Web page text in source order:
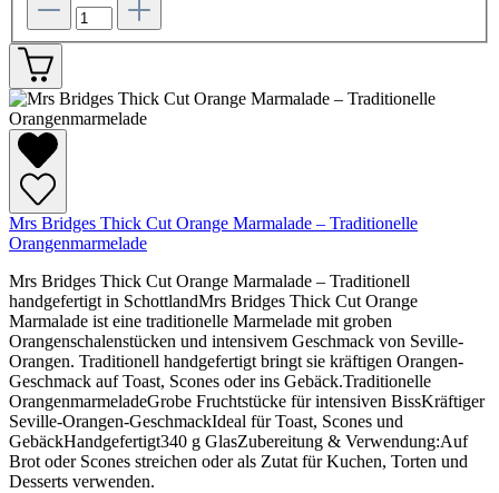
Mrs Bridges Thick Cut Orange Marmalade – Traditionelle
Orangenmarmelade
Mrs Bridges Thick Cut Orange Marmalade – Traditionell
handgefertigt in SchottlandMrs Bridges Thick Cut Orange
Marmalade ist eine traditionelle Marmelade mit groben
Orangenschalenstücken und intensivem Geschmack von Seville-
Orangen. Traditionell handgefertigt bringt sie kräftigen Orangen-
Geschmack auf Toast, Scones oder ins Gebäck.Traditionelle
OrangenmarmeladeGrobe Fruchtstücke für intensiven BissKräftiger
Seville-Orangen-GeschmackIdeal für Toast, Scones und
GebäckHandgefertigt340 g GlasZubereitung & Verwendung:Auf
Brot oder Scones streichen oder als Zutat für Kuchen, Torten und
Desserts verwenden.